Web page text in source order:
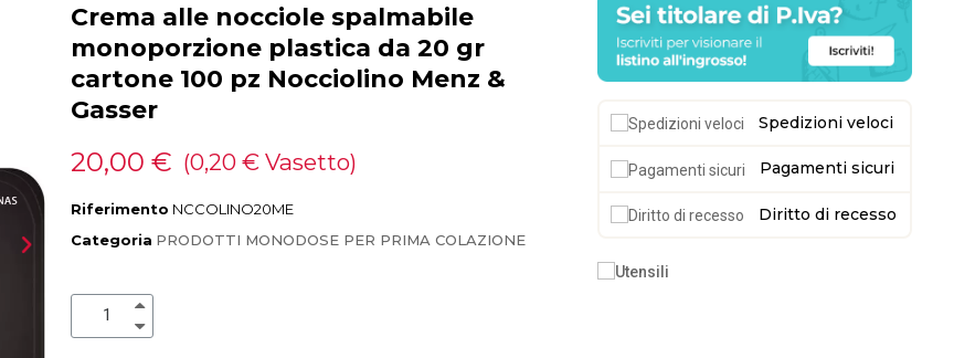
Crema alle nocciole spalmabile
monoporzione plastica da 20 gr
cartone 100 pz Nocciolino Menz &
Gasser
20,00 € (0,20 € Vasetto)
Riferimento NCCOLINO20ME
Categoria PRODOTTI MONODOSE PER PRIMA COLAZIONE
Spedizioni veloci
Pagamenti sicuri
Diritto di recesso